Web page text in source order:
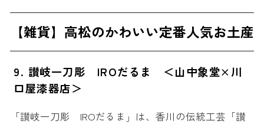
【雑貨】高松のかわいい定番人気お土産
9. 讃岐一刀彫 IROだるま ＜山中象堂×川
口屋漆器店＞
「讃岐一刀彫 IROだるま」は、香川の伝統工芸「讃